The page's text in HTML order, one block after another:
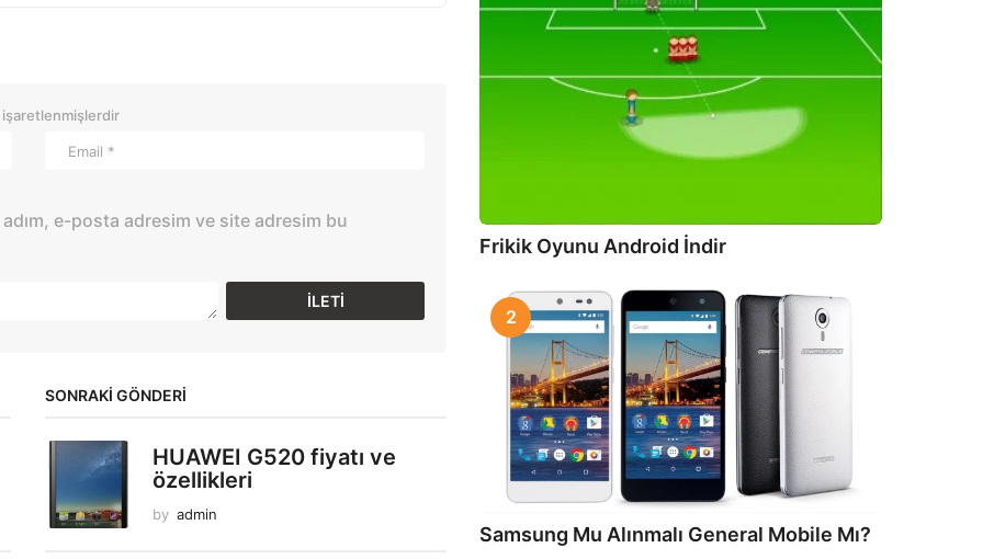
işaretlenmişlerdir
e-posta adresim ve site adresim bu
SONRAKİ GÖNDERİ
HUAWEI G520 fiyatı ve
özellikleri
by admin
Frikik Oyunu Android İndir
2
Samsung Mu Alınmalı General Mobile Mı?